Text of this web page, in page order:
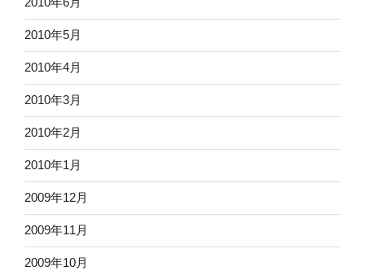
2010年5月
2010年4月
2010年3月
2010年2月
2010年1月
2009年12月
2009年11月
2009年10月